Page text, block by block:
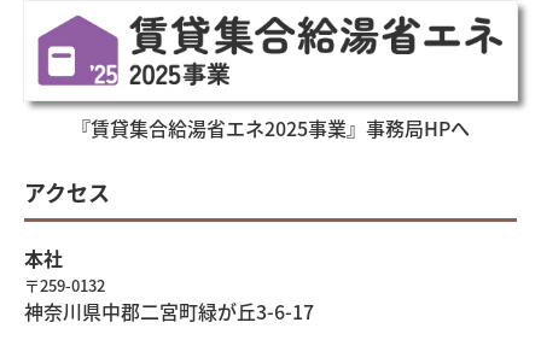
『賃貸集合給湯省エネ2025事業』事務局HPへ
アクセス
本社
〒259-0132
神奈川県中郡二宮町緑が丘3-6-17